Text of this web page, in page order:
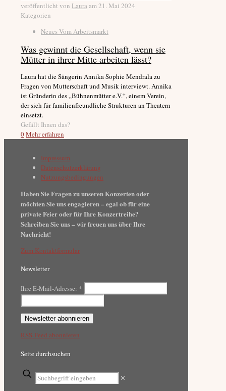
veröffentlicht von Lauraam21. Mai 2024
Kategorien
Neues Vom Arbeitsmarkt
Was gewinnt die Gesellschaft, wenn sie
Mütter in ihrer Mitte arbeiten lässt?
Laura hat die Sängerin Annika Sophie Mendrala zu
Fragen von Mutterschaft und Musik interviewt. Annika
ist Gründerin des „Bühnenmütter e.V.“, einem Verein,
der sich für familienfreundliche Strukturen an Theatern
einsetzt.
Gefällt Ihnen das?
0Mehr erfahren
Impressum
Datenschutzerklärung
Nutzungsbedingungen
Haben Sie Fragen zu unseren Konzerten oder
möchten Sie uns engagieren – egal ob für eine
private Feier oder für Ihre Konzertreihe?
Schreiben Sie uns – wir freuen uns über Ihre
Nachricht!
Zum Kontaktformular
Newsletter
Ihre E-Mail-Adresse: *
RSS-Feed abonnieren
Seite durchsuchen
✕